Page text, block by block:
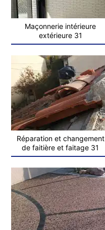
Maçonnerie intérieure
extérieure 31
Réparation et changement
de faitière et faitage 31